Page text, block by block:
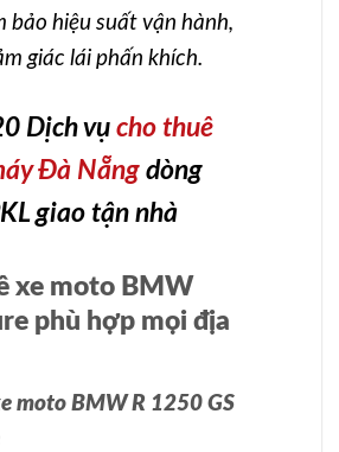
bảo hiệu suất vận hành,
giác lái phấn khích.
Dịch vụcho thuê
Đà Nẵng dòng
giao tận nhà
xe moto BMW
phù hợp mọi địa
moto BMW R 1250 GS